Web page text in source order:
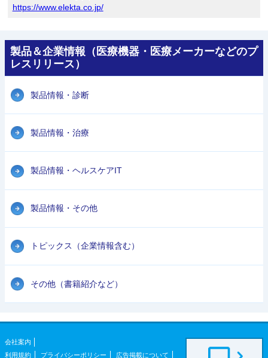
https://www.elekta.co.jp/
製品＆企業情報（医療機器・医療メーカーなどのプ
レスリリース）
製品情報・診断
製品情報・治療
製品情報・ヘルスケアIT
製品情報・その他
トピックス（企業情報含む）
その他（書籍紹介など）
会社案内
利用規約
プライバシーポリシー 広告掲載について